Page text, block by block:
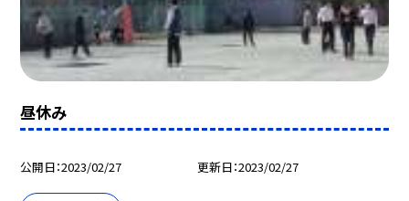
昼休み
公開日 2023/02/27 更新日 2023/02/27